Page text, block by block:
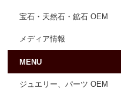
宝石・天然石・鉱石 OEM
メディア情報
MENU
ジュエリー、パーツ OEM